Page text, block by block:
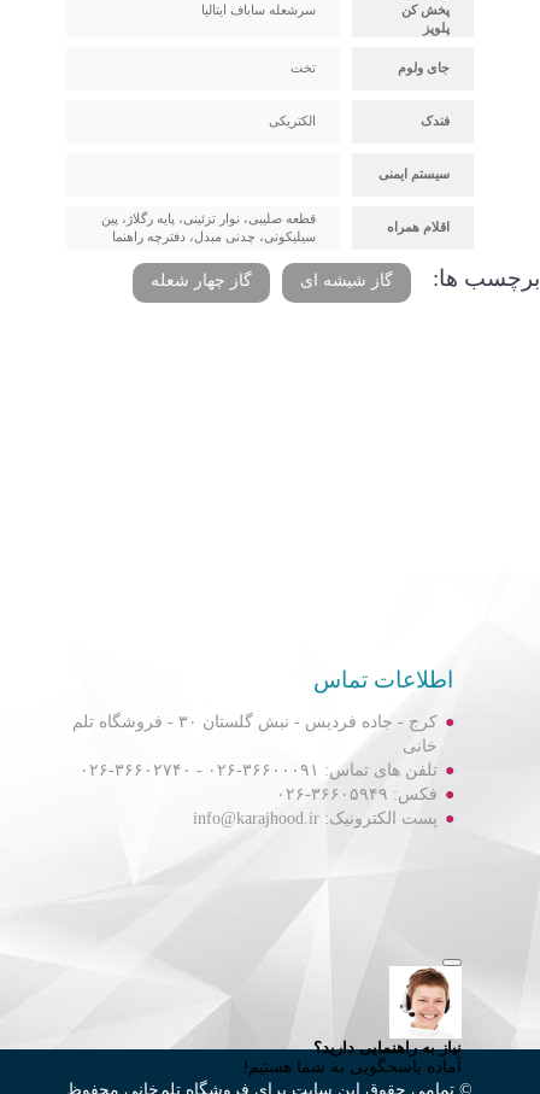
پخش کن
پلوپز
سرشعله ساباف ایتالیا
جای ولوم تخت
فندک الکتریکی
سیستم ایمنی
اقلام همراه
قطعه صلیبی، نوار تزئینی، پایه رگلاژ، پین
سیلیکونی، چدنی مبدل، دفترچه راهنما
برچسب ها: گاز شیشه ای گاز چهار شعله
اطلاعات تماس
کرج - جاده فردیس - نبش گلستان ۳۰ - فروشگاه تلم
خانی
تلفن های تماس: ۳۶۶۰۰۰۹۱-۰۲۶ - ۳۶۶۰۲۷۴۰-۰۲۶
فکس: ۳۶۶۰۵۹۴۹-۰۲۶
پست الکترونیک: info@karajhood.ir
© تمامی حقوق این سایت برای فروشگاه تلم‌خانی محفوظ